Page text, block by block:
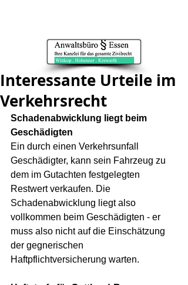
Interessante Urteile im
Verkehrsrecht
Schadenabwicklung liegt beim
Geschädigten
Ein durch einen Verkehrsunfall
Geschädigter, kann sein Fahrzeug zu
dem im Gutachten festgelegten
Restwert verkaufen. Die
Schadenabwicklung liegt also
vollkommen beim Geschädigten - er
muss also nicht auf die Einschätzung
der gegnerischen
Haftpflichtversicherung warten.